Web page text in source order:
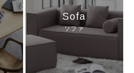
Sofa
ソファ